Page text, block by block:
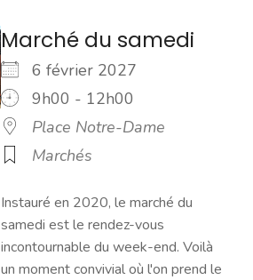
Marché du samedi
6 février 2027
9h00 - 12h00
Place Notre-Dame
Marchés
Instauré en 2020, le marché du
samedi est le rendez-vous
incontournable du week-end. Voilà
un moment convivial où l'on prend le